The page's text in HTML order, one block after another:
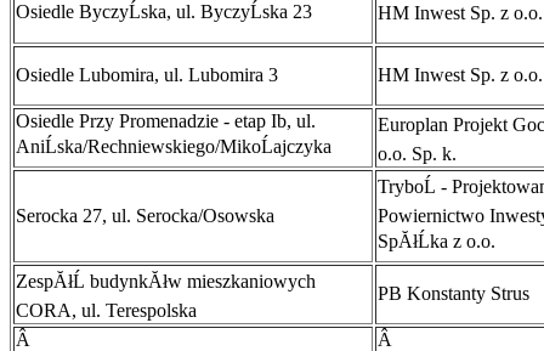
Osiedle ByczyĹska, ul. ByczyĹska 23 HM Inwest Sp. z o.o.
Osiedle Lubomira, ul. Lubomira 3 HM Inwest Sp. z o.o.
Osiedle Przy Promenadzie - etap Ib, ul.
AniĹska/Rechniewskiego/MikoĹajczyka
Europlan Projekt
o.o. Sp. k.
Serocka 27, ul. Serocka/Osowska
TryboĹ -
Powiernictwo
SpĂłĹka z o.o.
ZespĂłĹ budynkĂłw mieszkaniowych
CORA, ul. Terespolska
PB Konstanty Strus
Â Â